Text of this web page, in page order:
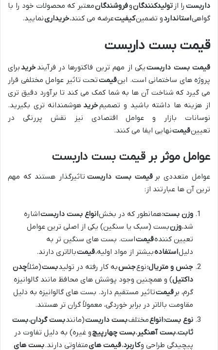
داربست را از تولیدکنندگانوفروشندگانمعتبر که محصولات خود را با
گواهیاستانداردو تضمینکیفیتعرضه می کنند،خریدارینمایید.
قیمت بست داربست
قیمت بست داربستیکی از مهم ترین فاکتورها در فرآیند خریدبرای
پروژه های ساختمانی است. اینقیمتتحت تاثیر عوامل مختلفی قرار
می گیرد که شناخت آن ها به شما کمک می کند تا برآورد دقیق تری
از هزینه ها داشته باشید و تصمیمخرید هوشمندانه تری بگیرید.
نوسانات بازار و عوامل اقتصادی نیز نقش پررنگی در
تعیینقیمتنهایی ایفا می کنند.
عوامل موثر بر قیمت بست داربست
عوامل متعددی بر قیمت بست داربست تاثیرگذار هستند که مهم
ترین آن ها عبارتند از:
وزن بست:همانطور که در بخشانواع بست داربستاشاره
شد،وزنبست (سبک یا سنگین) یکی از اصلی ترین عوامل
تعیین کنندهقیمتاست. بست های سنگین تر به
دلیلاستفادهبیشتر از مواد اولیه،قیمتبالاتری دارند.
جنس و متریال:نوعجنسبه کار رفته در تولیدبست(مثلاًچدن
داکتیل) و همچنین وجود پوشش های محافظ مانند گالوانیزه
گرم، بر قیمتتاثیر مستقیم دارد. بست های گالوانیزه به دلیل
مقاومت بالاتر در برابر خوردگی، معمولاً گران تر هستند.
نوع بست:انواعمختلفبست داربست(مانندبست گردان،بست
ثابت،بست آهنگیر،بست چهارپیچو غیره) به دلیل تفاوت در
پیچیدگی طراحی وکاربرد،قیمت هایمتفاوتی دارند.بست های